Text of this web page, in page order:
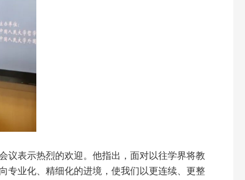
议表示热烈的欢迎。他指出，面对以往学界将教
专业化、精细化的进境，使我们以更连续、更整